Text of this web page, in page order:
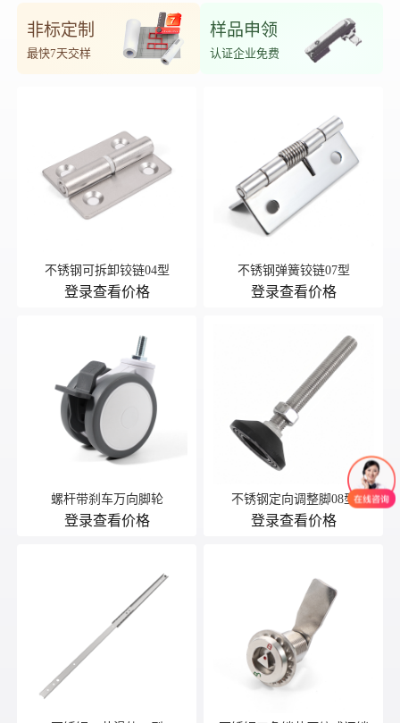
非标定制
最快7天交样
样品申领
认证企业免费
不锈钢可拆卸铰链04型
登录查看价格
不锈钢弹簧铰链07型
登录查看价格
螺杆带刹车万向脚轮
登录查看价格
不锈钢定向调整脚08型
登录查看价格